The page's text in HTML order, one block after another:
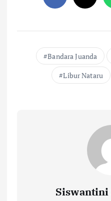
Bandara Juanda
Libur Nataru